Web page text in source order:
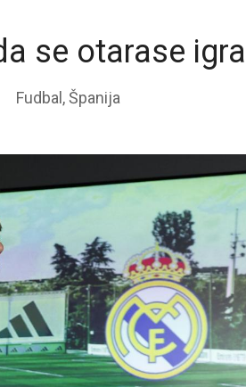
se otarase
Fudbal ,Španija